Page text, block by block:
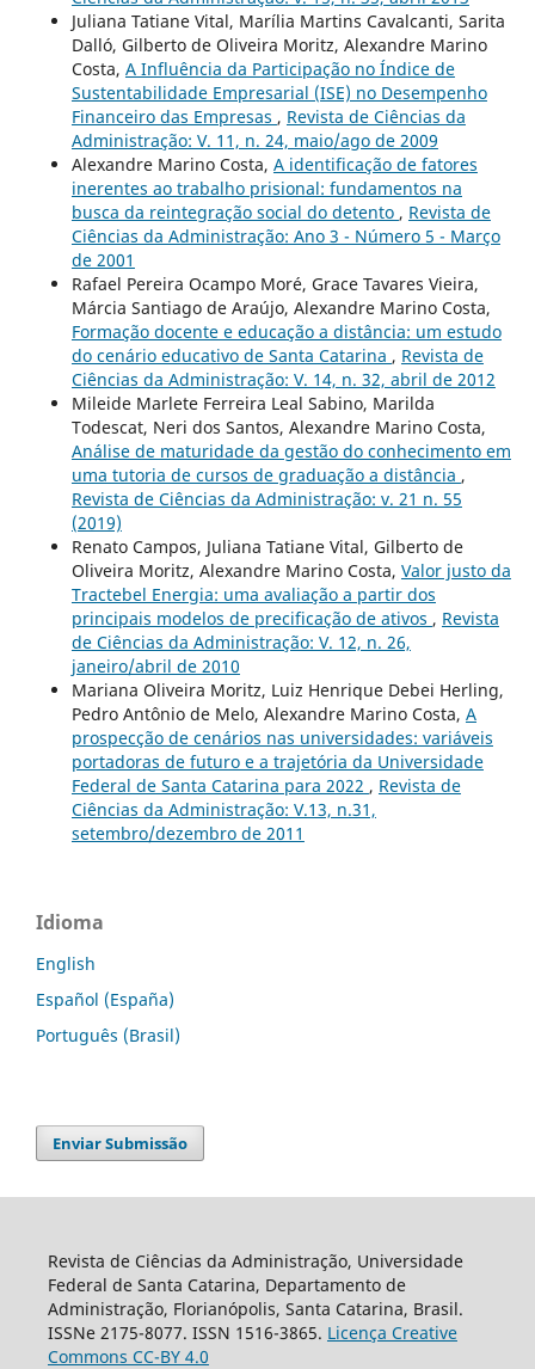
Juliana Tatiane Vital, Marília Martins Cavalcanti, Sarita
Dalló, Gilberto de Oliveira Moritz, Alexandre Marino
Costa, A Influência da Participação no Índice de
Sustentabilidade Empresarial (ISE) no Desempenho
Financeiro das Empresas , Revista de Ciências da
Administração: V. 11, n. 24, maio/ago de 2009
Alexandre Marino Costa, A identificação de fatores
inerentes ao trabalho prisional: fundamentos na
busca da reintegração social do detento , Revista de
Ciências da Administração: Ano 3 - Número 5 - Março
de 2001
Rafael Pereira Ocampo Moré, Grace Tavares Vieira,
Márcia Santiago de Araújo, Alexandre Marino Costa,
Formação docente e educação a distância: um estudo
do cenário educativo de Santa Catarina , Revista de
Ciências da Administração: V. 14, n. 32, abril de 2012
Mileide Marlete Ferreira Leal Sabino, Marilda
Todescat, Neri dos Santos, Alexandre Marino Costa,
Análise de maturidade da gestão do conhecimento em
uma tutoria de cursos de graduação a distância ,
Revista de Ciências da Administração: v. 21 n. 55
(2019)
Renato Campos, Juliana Tatiane Vital, Gilberto de
Oliveira Moritz, Alexandre Marino Costa, Valor justo da
Tractebel Energia: uma avaliação a partir dos
principais modelos de precificação de ativos , Revista
de Ciências da Administração: V. 12, n. 26,
janeiro/abril de 2010
Mariana Oliveira Moritz, Luiz Henrique Debei Herling,
Pedro Antônio de Melo, Alexandre Marino Costa, A
prospecção de cenários nas universidades: variáveis
portadoras de futuro e a trajetória da Universidade
Federal de Santa Catarina para 2022 , Revista de
Ciências da Administração: V.13, n.31,
setembro/dezembro de 2011
Idioma
English
Español (España)
Português (Brasil)
Enviar Submissão
Revista de Ciências da Administração, Universidade
Federal de Santa Catarina, Departamento de
Administração, Florianópolis, Santa Catarina, Brasil.
ISSNe 2175-8077. ISSN 1516-3865. Licença Creative
Commons CC-BY 4.0